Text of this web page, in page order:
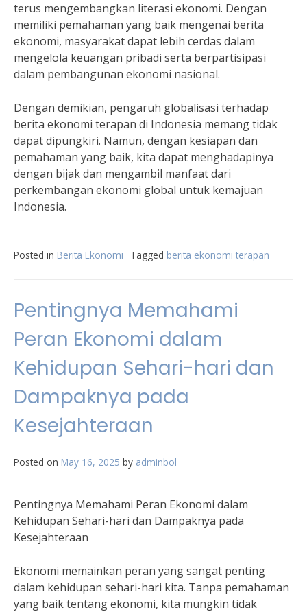
terus mengembangkan literasi ekonomi. Dengan
memiliki pemahaman yang baik mengenai berita
ekonomi, masyarakat dapat lebih cerdas dalam
mengelola keuangan pribadi serta berpartisipasi
dalam pembangunan ekonomi nasional.
Dengan demikian, pengaruh globalisasi terhadap
berita ekonomi terapan di Indonesia memang tidak
dapat dipungkiri. Namun, dengan kesiapan dan
pemahaman yang baik, kita dapat menghadapinya
dengan bijak dan mengambil manfaat dari
perkembangan ekonomi global untuk kemajuan
Indonesia.
Posted in Berita Ekonomi Tagged berita ekonomi terapan
Pentingnya Memahami
Peran Ekonomi dalam
Kehidupan Sehari-hari dan
Dampaknya pada
Kesejahteraan
Posted on May 16, 2025 by adminbol
Pentingnya Memahami Peran Ekonomi dalam
Kehidupan Sehari-hari dan Dampaknya pada
Kesejahteraan
Ekonomi memainkan peran yang sangat penting
dalam kehidupan sehari-hari kita. Tanpa pemahaman
yang baik tentang ekonomi, kita mungkin tidak